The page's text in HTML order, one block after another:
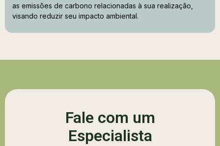
as emissões de carbono relacionadas à sua realização,
visando reduzir seu impacto ambiental.
Fale com um
Especialista